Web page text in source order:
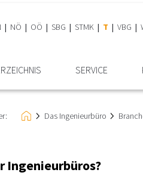
NÖ OÖ SBG STMK T VBG
SERVICE
Das Ingenieurbüro
Ingenieurbüros?